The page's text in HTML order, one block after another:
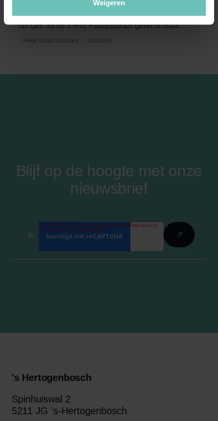
Weigeren
fax (art. 33 lid 3 Rv). Faxapparaat gerecht draait
...Hoge Raad Updates Cassatie
Blijf op de hoogte met onze
nieuwsbrief
's Hertogenbosch
Spinhuiswal 2
5211 JG 's-Hertogenbosch